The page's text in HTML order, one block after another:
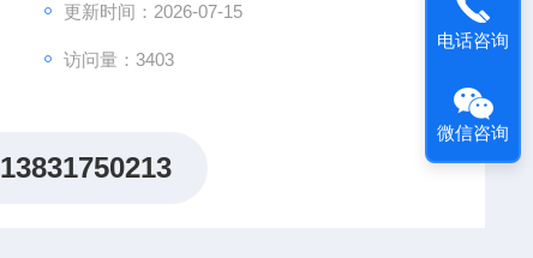
更新时间：2026-07-15
访问量：3403
13831750213
电话咨询
微信咨询